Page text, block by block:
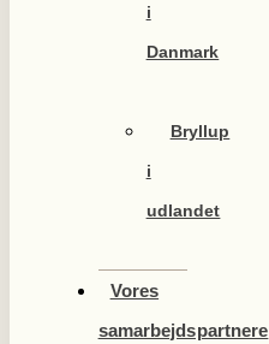
i
Danmark
Bryllup
i
udlandet
Vores
samarbejdspartnere